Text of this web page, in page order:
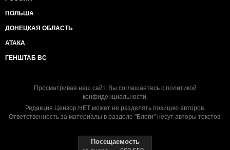
ПОЛЬША
ДОНЕЦКАЯ ОБЛАСТЬ
АТАКА
ГЕНШТАБ ВС
Просматривая наш сайт, Вы соглашаетесь с политикой
конфиденциальности.
Редакция Цензор.НЕТ может не разделять позицию авторов.
Ответственность за материалы в разделе "Блоги" несут авторы текстов.
Посещаемость